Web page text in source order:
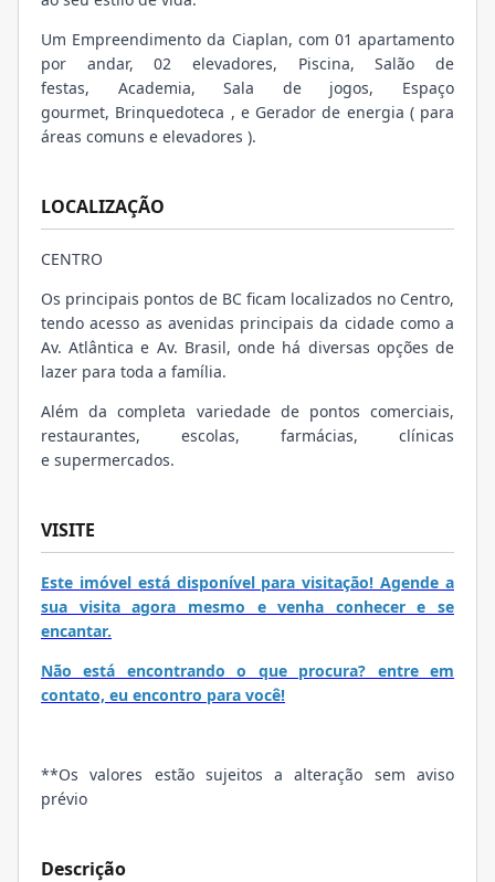
Um Empreendimento da Ciaplan, com 01 apartamento
por andar, 02 elevadores, Piscina, Salão de
festas, Academia, Sala de jogos, Espaço
gourmet, Brinquedoteca , e Gerador de energia ( para
áreas comuns e elevadores ).
LOCALIZAÇÃO
CENTRO
Os principais pontos de BC ficam localizados no Centro,
tendo acesso as avenidas principais da cidade como a
Av. Atlântica e Av. Brasil, onde há diversas opções de
lazer para toda a família.
Além da completa variedade de pontos comerciais,
restaurantes, escolas, farmácias, clínicas
e supermercados.
VISITE
Este imóvel está disponível para visitação! Agende a
sua visita agora mesmo e venha conhecer e se
encantar.
Não está encontrando o que procura? entre em
contato, eu encontro para você!
**Os valores estão sujeitos a alteração sem aviso
prévio
Descrição